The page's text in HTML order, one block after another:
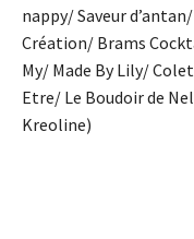
nappy/ Saveur
Création/ Brams
My/ Made By Lily/
Etre/ Le Boudoir de
Kreoline)